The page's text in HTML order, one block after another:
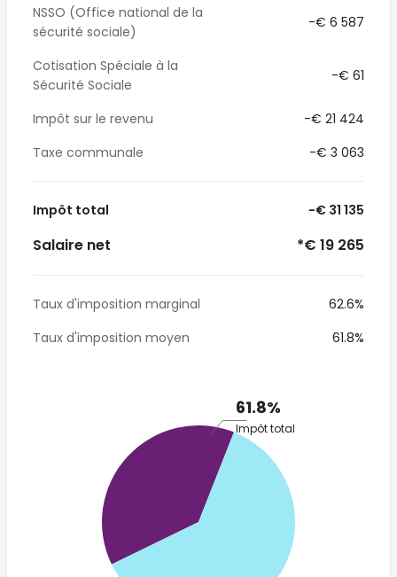
NSSO (Office national de la
sécurité sociale)
-€ 6 587
Cotisation Spéciale à la
Sécurité Sociale
-€ 61
Impôt sur le revenu
-€ 21 424
Taxe communale
-€ 3 063
Impôt total -€ 31 135
Salaire net *€ 19 265
Taux d'imposition marginal
62.6%
Taux d'imposition moyen
61.8%
61.8%
Impôt total